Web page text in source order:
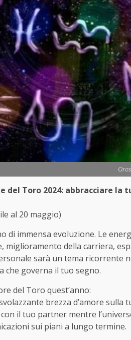
del Toro 2024: abbracciare la
al 20 maggio)
di immensa evoluzione. Le
miglioramento della carriera,
sarà un tema ricorrente
che governa il tuo segno.
del Toro quest’anno:
brezza d’amore
il tuo partner mentre
sui piani a lungo termine.